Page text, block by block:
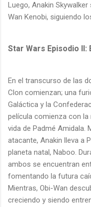
Luego, Anakin
Wan Kenobi, siguiendo
Star Wars Episodio II:
En el transcurso de las
Clon comienzan; una
Galáctica y la
película comienza con
vida de Padmé Amidala.
atacante, Anakin lleva a
planeta natal, Naboo.
ambos se encuentran
fomentando la futura
Mientras, Obi-Wan
creciendo y siendo